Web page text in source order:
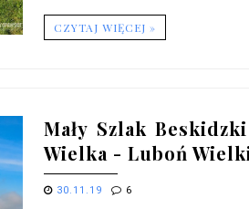
CZYTAJ WIĘCEJ »
Mały Szlak
Wielka - Luboń
30.11.19 6